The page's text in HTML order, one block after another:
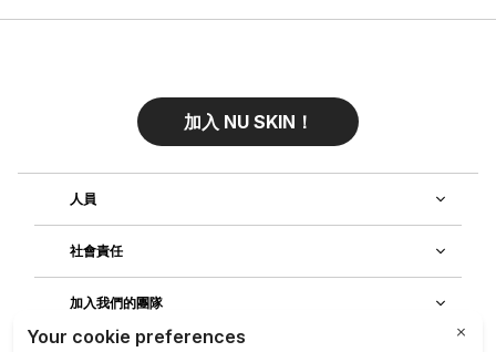
加入 NU SKIN！
人員
社會責任
加入我們的團隊